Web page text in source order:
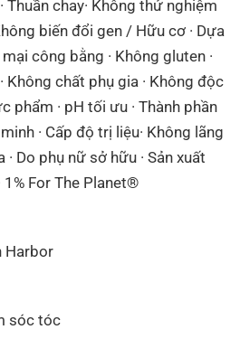
chay· Không thử nghiệm
biến đổi gen / Hữu cơ · Dựa
công bằng · Không gluten ·
Không chất phụ gia · Không độc
phẩm · pH tối ưu · Thành phần
· Cấp độ trị liệu· Không lãng
Do phụ nữ sở hữu · Sản xuất
1% For The Planet®
Harbor
sóc tóc